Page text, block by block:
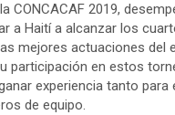
CONCACAF 2019,
a Haití a alcanzar los
mejores actuaciones del
participación en estos
experiencia tanto para
de equipo.